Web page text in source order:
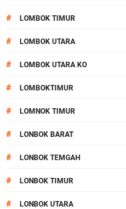
# LOMBOK TIMUR
# LOMBOK UTARA
# LOMBOK UTARA KO
# LOMBOKTIMUR
# LOMNOK TIMUR
# LONBOK BARAT
# LONBOK TEMGAH
# LONBOK TIMUR
# LONBOK UTARA